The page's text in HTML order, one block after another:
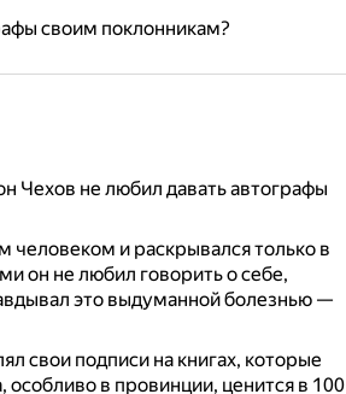
своим поклонникам?
Чехов не любил давать автографы
человеком и раскрывался только в
он не любил говорить о себе,
это выдуманной болезнью —
свои подписи на книгах, которые
особливо в провинции, ценится в 100